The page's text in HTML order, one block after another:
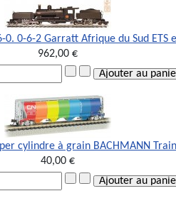
0. 0-6-2 Garratt Afrique du Sud ETS
962,00 €
cylindre à grain BACHMANN
40,00 €